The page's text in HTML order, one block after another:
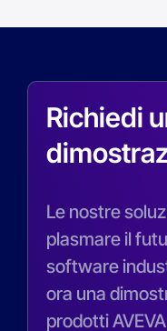
Richiedi
Le nostre
plasmare il
software
ora una
prodotti